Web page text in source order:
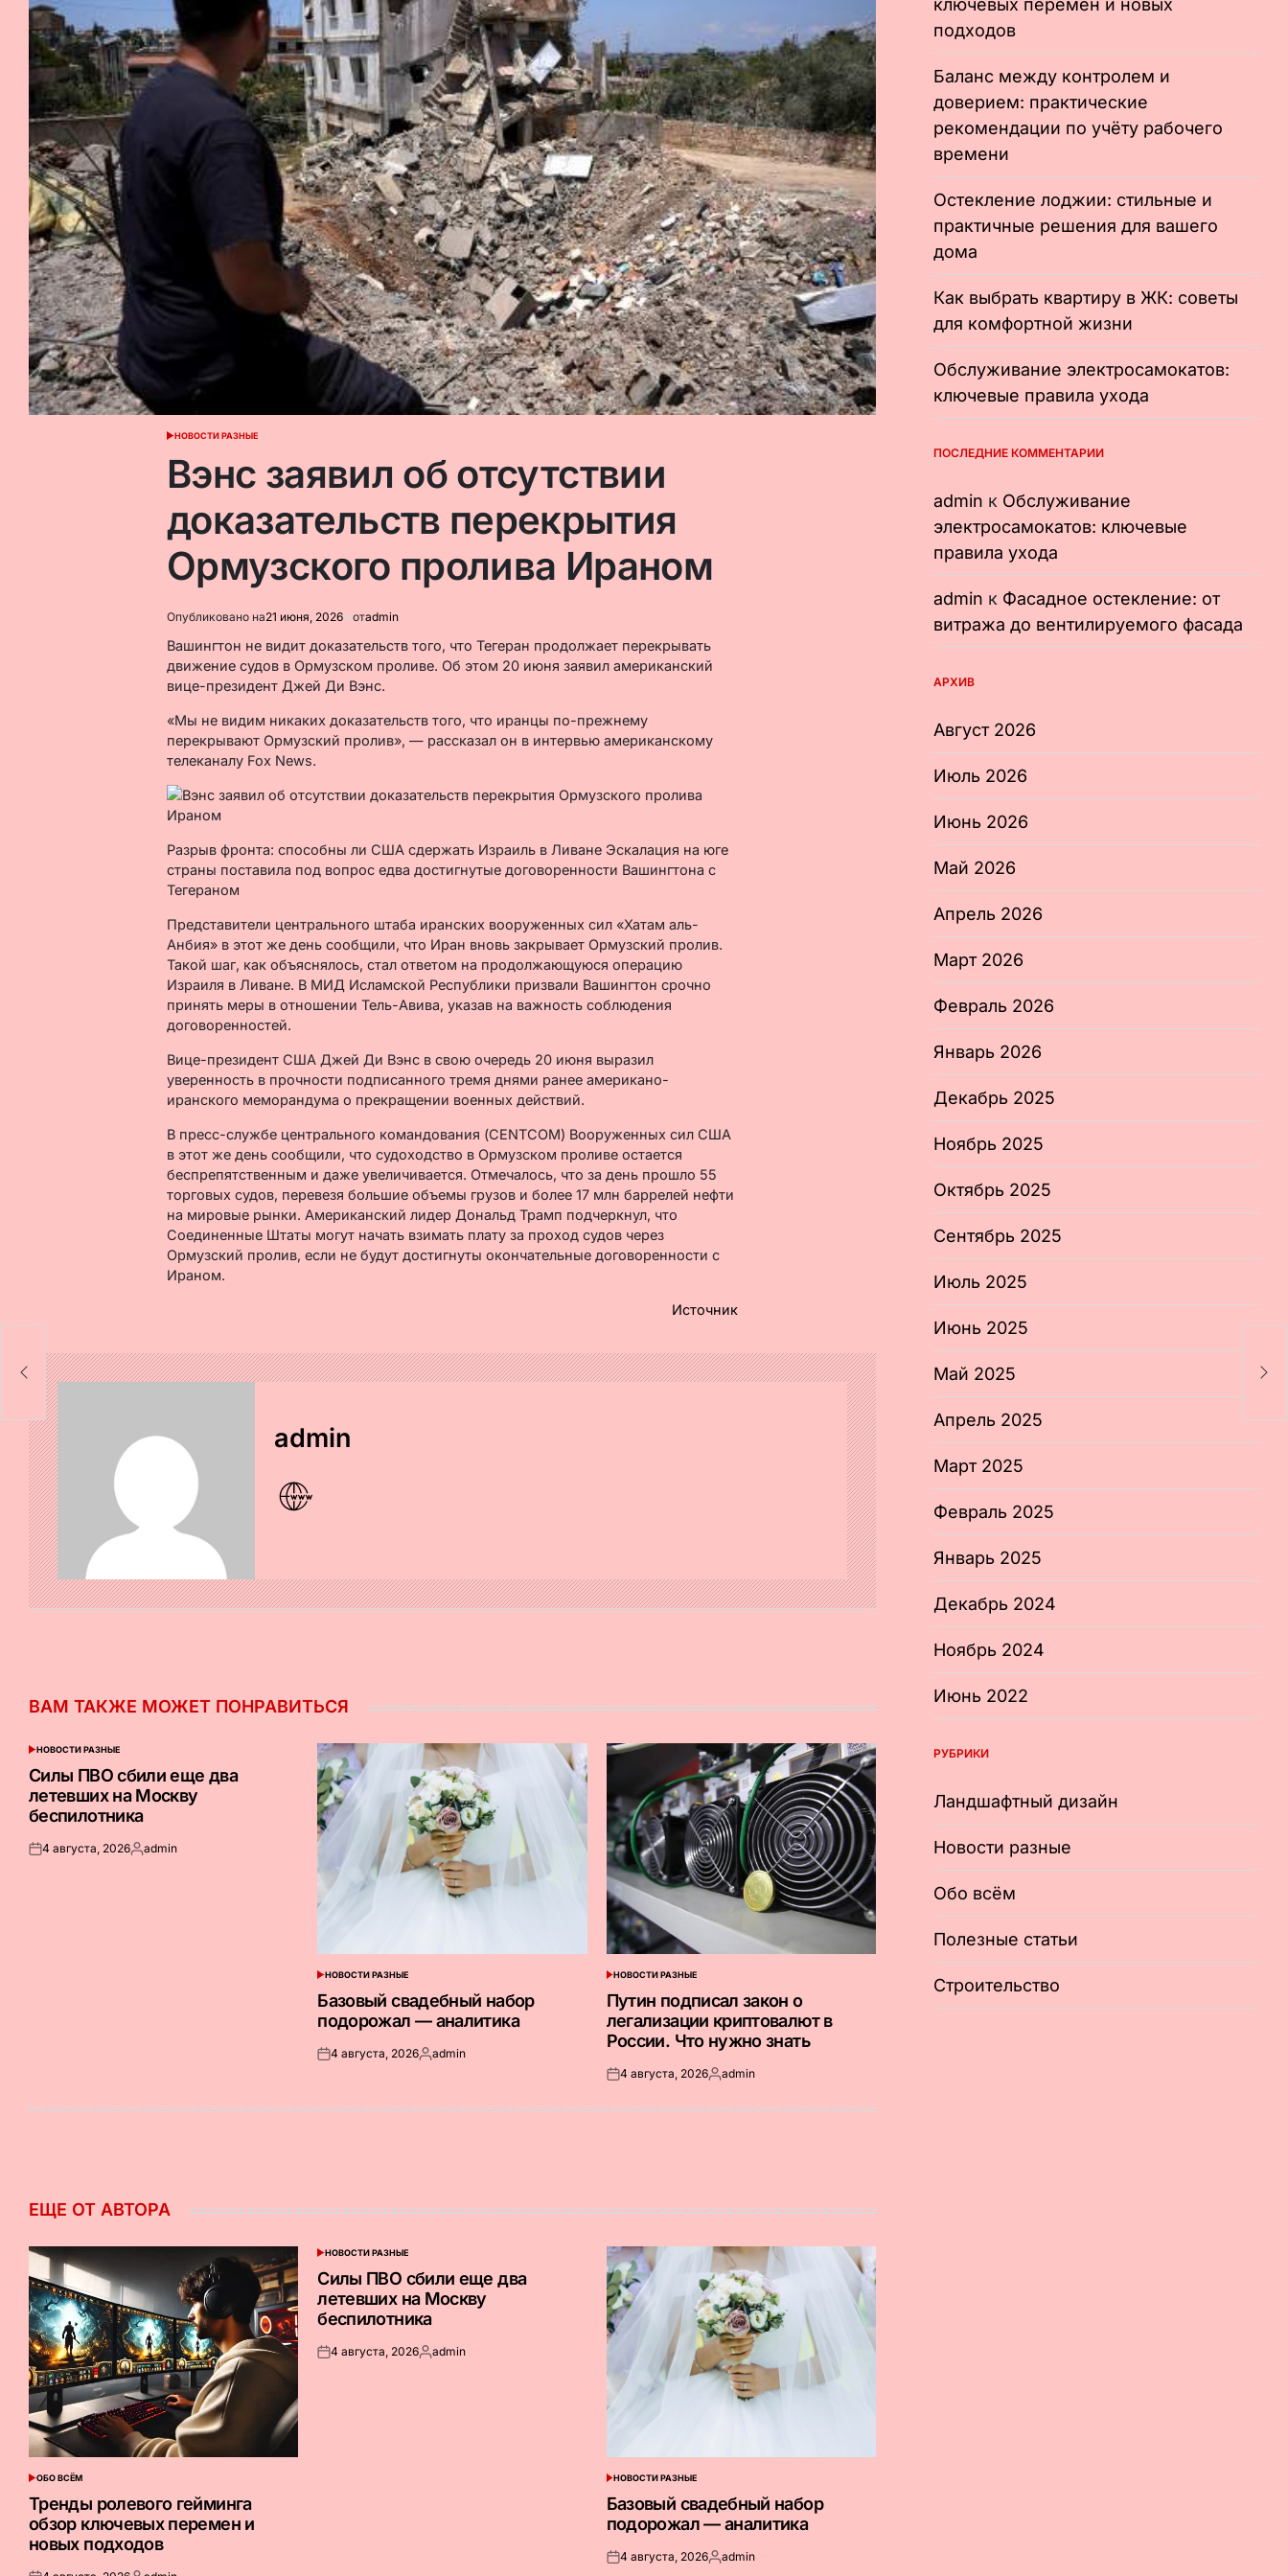
ОПУБЛИКОВАНО
НОВОСТИ РАЗНЫЕ
Вэнс заявил об отсутствии
доказательств перекрытия
Ормузского пролива Ираном
Опубликовано на21 июня, 2026 отadmin
Вашингтон не видит доказательств того, что Тегеран продолжает перекрывать
движение судов в Ормузском проливе. Об этом 20 июня заявил американский
вице-президент Джей Ди Вэнс.
«Мы не видим никаких доказательств того, что иранцы по-прежнему
перекрывают Ормузский пролив», — рассказал он в интервью американскому
телеканалу Fox News.
Разрыв фронта: способны ли США сдержать Израиль в Ливане Эскалация на юге
страны поставила под вопрос едва достигнутые договоренности Вашингтона с
Тегераном
Представители центрального штаба иранских вооруженных сил «Хатам аль-
Анбия» в этот же день сообщили, что Иран вновь закрывает Ормузский пролив.
Такой шаг, как объяснялось, стал ответом на продолжающуюся операцию
Израиля в Ливане. В МИД Исламской Республики призвали Вашингтон срочно
принять меры в отношении Тель-Авива, указав на важность соблюдения
договоренностей.
Вице-президент США Джей Ди Вэнс в свою очередь 20 июня выразил
уверенность в прочности подписанного тремя днями ранее американо-
иранского меморандума о прекращении военных действий.
В пресс-службе центрального командования (CENTCOM) Вооруженных сил США
в этот же день сообщили, что судоходство в Ормузском проливе остается
беспрепятственным и даже увеличивается. Отмечалось, что за день прошло 55
торговых судов, перевезя большие объемы грузов и более 17 млн баррелей нефти
на мировые рынки. Американский лидер Дональд Трамп подчеркнул, что
Соединенные Штаты могут начать взимать плату за проход судов через
Ормузский пролив, если не будут достигнуты окончательные договоренности с
Ираном.
Источник
admin
ВАМ ТАКЖЕ МОЖЕТ ПОНРАВИТЬСЯ
ОПУБЛИКОВАНО
НОВОСТИ РАЗНЫЕ
Силы ПВО сбили еще два
летевших на Москву
беспилотника
Опубликовано
4 августа, 2026Запись
admin
ОПУБЛИКОВАНО
В
НОВОСТИ РАЗНЫЕ
Базовый свадебный набор
подорожал — аналитика
Опубликовано
4 августа, 2026Запись
admin
ОПУБЛИКОВАНО
В
НОВОСТИ РАЗНЫЕ
Путин подписал закон о
легализации криптовалют в
России. Что нужно знать
Опубликовано
4 августа, 2026Запись
admin
ЕЩЕ ОТ АВТОРА
ОПУБЛИКОВАНО
В
ОБО ВСЁМ
Тренды ролевого гейминга
обзор ключевых перемен и
новых подходов
ОПУБЛИКОВАНО
НОВОСТИ РАЗНЫЕ
Силы ПВО сбили еще два
летевших на Москву
беспилотника
Опубликовано
4 августа, 2026Запись
admin
ОПУБЛИКОВАНО
В
НОВОСТИ РАЗНЫЕ
Базовый свадебный набор
подорожал — аналитика
Опубликовано
4 августа, 2026Запись
admin
ключевых перемен и новых
подходов
Баланс между контролем и
доверием: практические
рекомендации по учёту рабочего
времени
Остекление лоджии: стильные и
практичные решения для вашего
дома
Как выбрать квартиру в ЖК: советы
для комфортной жизни
Обслуживание электросамокатов:
ключевые правила ухода
ПОСЛЕДНИЕ КОММЕНТАРИИ
admin к Обслуживание
электросамокатов: ключевые
правила ухода
admin к Фасадное остекление: от
витража до вентилируемого фасада
АРХИВ
Август 2026
Июль 2026
Июнь 2026
Май 2026
Апрель 2026
Март 2026
Февраль 2026
Январь 2026
Декабрь 2025
Ноябрь 2025
Октябрь 2025
Сентябрь 2025
Июль 2025
Июнь 2025
Май 2025
Апрель 2025
Март 2025
Февраль 2025
Январь 2025
Декабрь 2024
Ноябрь 2024
Июнь 2022
РУБРИКИ
Ландшафтный дизайн
Новости разные
Обо всём
Полезные статьи
Строительство